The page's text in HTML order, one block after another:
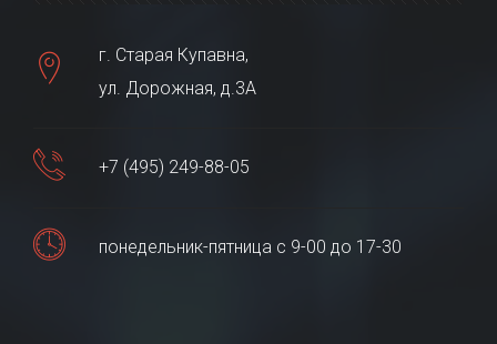
г. Старая Купавна,
ул. Дорожная, д.3А
+7 (495) 249-88-05
понедельник-пятница с 9-00 до 17-30